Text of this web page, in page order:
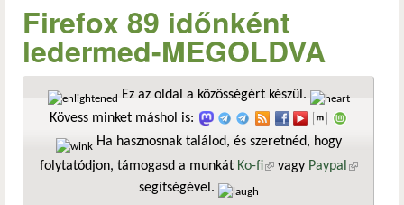
Firefox 89 időnként
ledermed-MEGOLDVA
Ez az oldal a közösségért készül.
Kövess minket máshol is:
Ha hasznosnak találod, és szeretnéd, hogy
folytatódjon, támogasd a munkát Ko-fi(külső hivatkozás)
vagy Paypal
segítségével.